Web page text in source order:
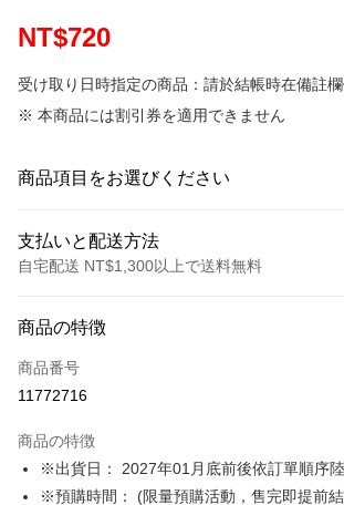
NT$720
受け取り日時指定の商品：請於結帳時在備註
※ 本商品には割引券を適用できません
商品項目をお選びください
支払いと配送方法
自宅配送 NT$1,300以上で送料無料
クレジットカード1回払い
LINE Pay
Easy Wallet
商品の特徴
商品番号
11772716
商品の特徴
※出貨日： 2027年01月底前後依訂單順序
※預購時間： (限量預購活動，售完即提前